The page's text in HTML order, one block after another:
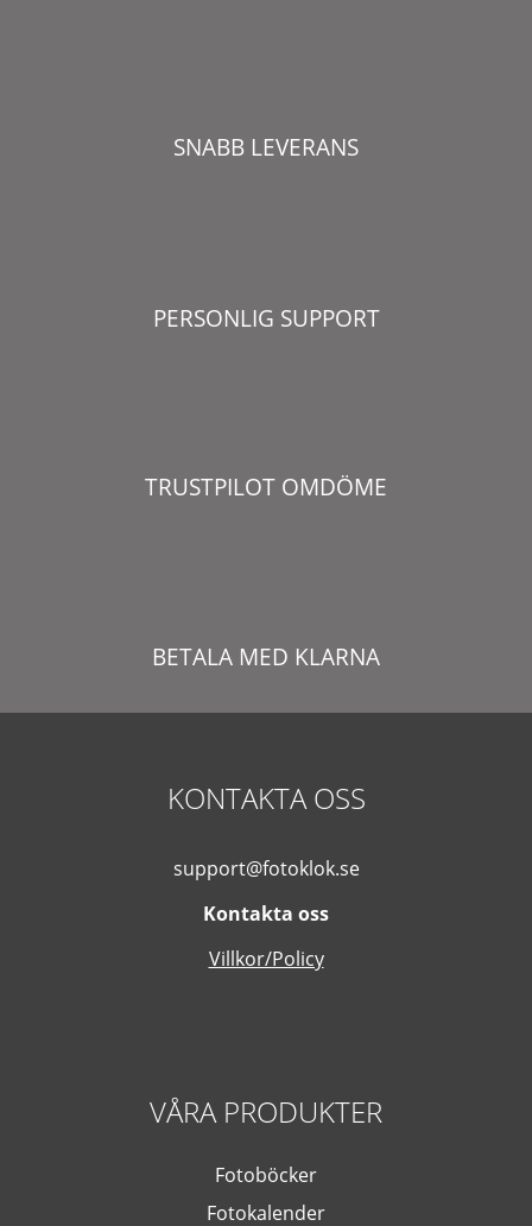
SNABB LEVERANS
PERSONLIG SUPPORT
TRUSTPILOT OMDÖME
BETALA MED KLARNA
KONTAKTA OSS
support@fotoklok.se
Kontakta oss
Villkor/Policy
VÅRA PRODUKTER
Fotoböcker
Fotokalender